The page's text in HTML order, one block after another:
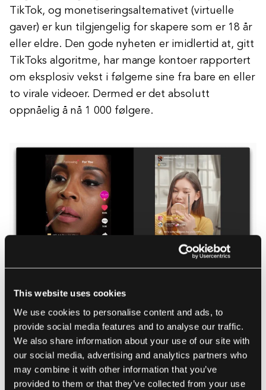
This website uses cookies
We use cookies to personalise content and ads, to
provide social media features and to analyse our traffic.
We also share information about your use of our site with
our social media, advertising and analytics partners who
may combine it with other information that you’ve
provided to them or that they’ve collected from your use
TikTok, og monetiseringsalternativet (virtuelle
gaver) er kun tilgjengelig for skapere som er 18 år
eller eldre. Den gode nyheten er imidlertid at, gitt
TikToks algoritme, har mange kontoer rapportert
om eksplosiv vekst i følgerne sine fra bare en eller
to virale videoer. Dermed er det absolutt
oppnåelig å nå 1 000 følgere.
Kilde:TikTok
Hvorfor velge TikTok?
TikTok er uten tvil den beste